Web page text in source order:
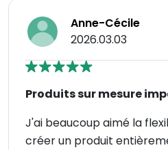
Anne-Cécile
2026.03.03
Produits sur mesure
J'ai beaucoup aimé la
créer un produit